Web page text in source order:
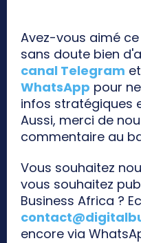
Avez-vous aimé
sans doute bien
canal Telegram et
WhatsApp pour
infos stratégiques
Aussi, merci de
commentaire au
Vous souhaitez
vous souhaitez
Business Africa ?
encore via